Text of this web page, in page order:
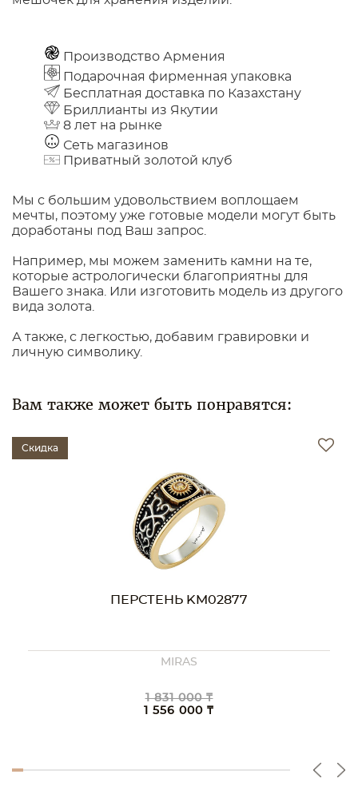
Производство Армения
Подарочная фирменная упаковка
Бесплатная доставка по Казахстану
Бриллианты из Якутии
8 лет на рынке
Сеть магазинов
Приватный золотой клуб
Мы с большим удовольствием воплощаем
мечты, поэтому уже готовые модели могут быть
доработаны под Ваш запрос.
Например, мы можем заменить камни на те,
которые астрологически благоприятны для
Вашего знака. Или изготовить модель из другого
вида золота.
А также, с легкостью, добавим гравировки и
личную символику.
Вам также может быть понравятся:
ПЕРСТЕНЬ KM02637
1 911 000 ₸
1 624 000 ₸